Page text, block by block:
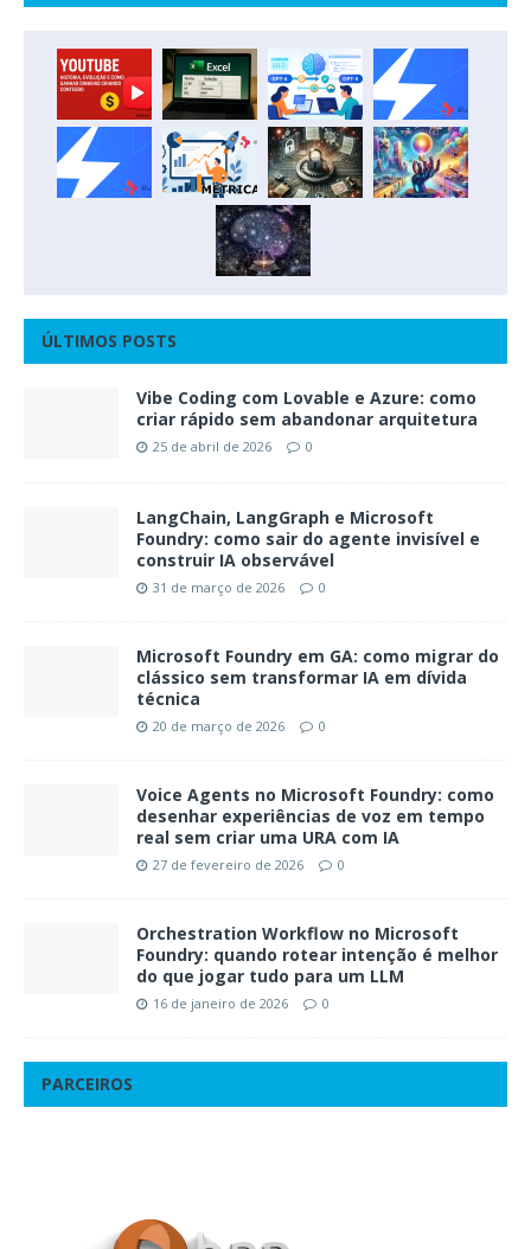
ÚLTIMOS POSTS
Vibe Coding com Lovable e Azure: como
criar rápido sem abandonar arquitetura
25 de abril de 2026 0
LangChain, LangGraph e Microsoft
Foundry: como sair do agente invisível e
construir IA observável
31 de março de 2026 0
Microsoft Foundry em GA: como migrar do
clássico sem transformar IA em dívida
técnica
20 de março de 2026 0
Voice Agents no Microsoft Foundry: como
desenhar experiências de voz em tempo
real sem criar uma URA com IA
27 de fevereiro de 2026 0
Orchestration Workflow no Microsoft
Foundry: quando rotear intenção é melhor
do que jogar tudo para um LLM
16 de janeiro de 2026 0
PARCEIROS